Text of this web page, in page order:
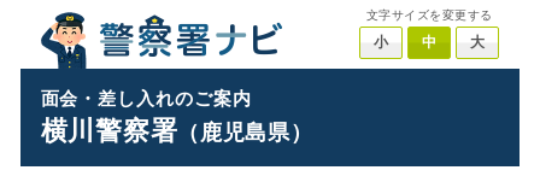
文字サイズを変更する
小 中 大
面会・差し入れのご案内
横川警察署（鹿児島県）